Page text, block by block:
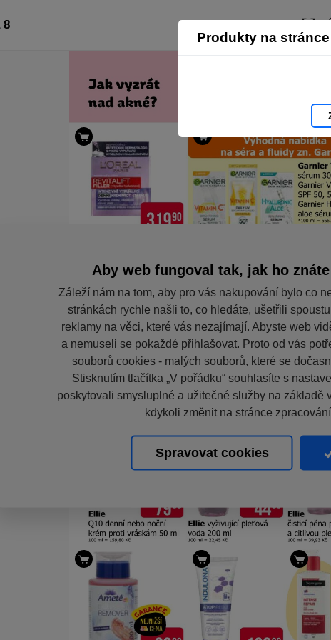
Produkty na stránce
8
Aby web fungoval tak, jak ho
Záleží nám na tom, aby pro vás nakupování bylo co
stránkách rychle našli to, co hledáte, ušetřili
reklamy na věci, které vás nezajímají. Abyste web
a nemuseli se pokaždé přihlašovat. Proto od vás
souborů cookies - malých souborů, které se
Stisknutím tlačítka „V pořádku“ souhlasíte s
poskytovali smysluplné a užitečné služby na základě
kdykoli změnit na stránce
Spravovat cookies